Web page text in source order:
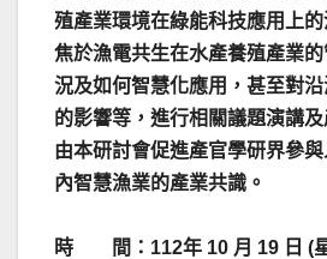
殖產業環境在綠能科技應用上
焦於漁電共生在水產養殖產業
況及如何智慧化應用，甚至對
的影響等，進行相關議題演講
由本研討會促進產官學研界參
內智慧漁業的產業共識。
時 間：112年 10 月 19 日 (